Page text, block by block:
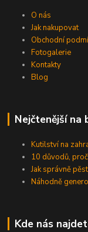
O nás
Jak nakupovat
Obchodní
Fotogalerie
Kontakty
Blog
Nejčtenější na
Kutilství na
10 důvodů,
Jak správně
Náhodně
Kde nás